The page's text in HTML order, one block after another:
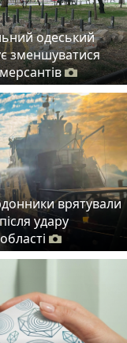
одеський
зменшуватися
врятували
удару